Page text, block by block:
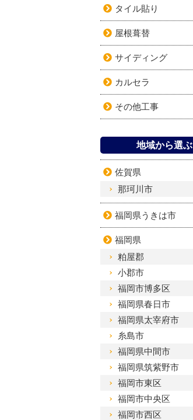
タイル貼り
屋根葺替
サイディング
カルセラ
その他工事
地域から選ぶ
佐賀県
那珂川市
福岡県うきは市
福岡県
粕屋郡
小郡市
福岡市博多区
福岡県春日市
福岡県太宰府市
糸島市
福岡県中間市
福岡県筑紫野市
福岡市東区
福岡市中央区
福岡市西区